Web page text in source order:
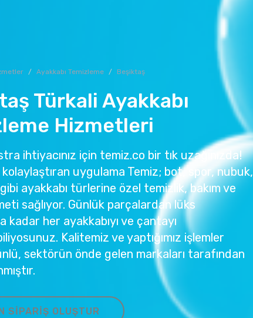
Ayakkabı Temizleme Beşiktaş
Türkali Ayakkabı
Hizmetleri
ihtiyacınız için temiz.co bir tık uzağınızda!
kolaylaştıran uygulama Temiz; bot, spor, nubuk,
ayakkabı türlerine özel temizlik, bakım ve
sağlıyor. Günlük parçalardan lüks
kadar her ayakkabıyı ve çantayı
Kalitemiz ve yaptığımız işlemler
sektörün önde gelen markaları tarafından
SIPARIŞ OLUŞTUR